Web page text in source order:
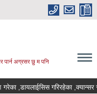
पार्न अग्रसर छु म पनि
गरेका ,डायलाईसिस गरिरहेका